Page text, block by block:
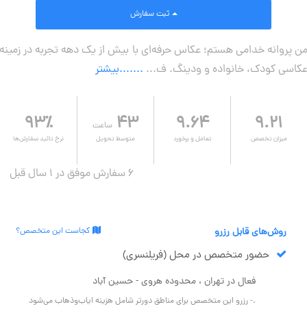
من پروانه خدامی هستم؛ عکاس حرفه‌ای با بیش از یک دهه تجربه در زمینه
عکاسی کودک، خانواده و ودینگ. ف... .......بیشتر
۹.۲۱
میزان تخصص
۹.۶۴
تعامل و برخورد
۴۳ ساعت
متوسط تحویل
۹۳٪
نرخ تائید سفارش‌ها
6 سفارش موفق در ۱ سال قبل
روش‌های قابل رزرو
حضور متخصص در محل (فریلنسری)
فعال در تهران ، محدوده هروی - حسین آباد
.- رزرو این متخصص برای مناطق دورتر شامل هزینه ایاب‌وذهاب می‌شود
کجاست این متخصص؟